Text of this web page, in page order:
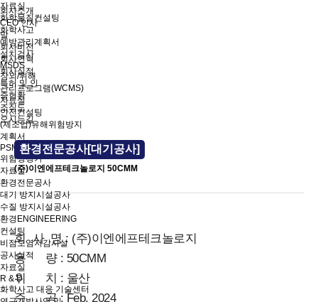
자료실
화학물질컨설팅
화학사고
예방관리계획서
설치검사
MSDS
장외/위해
관리프로그램(WCMS)
자료실
안전컨설팅
(제조업)유해위험방지
계획서
PSM/SMS
위험성평가
자료실
환경전문공사
대기 방지시설공사
수질 방지시설공사
환경ENGINEERING
컨설팅
비점오염저감시설
공사실적
자료실
R & D
화학사고 대응 기술센터
회사소개
CEO 인사
말
회사비전
회사연혁
회사실적
특허 및 인
증현황
조직도
오시는길
환경전문공사[대기공사]
(주)이엔에프테크놀로지 50CMM
회 사 명 : (주)이엔에프테크놀로지
용 량 : 50CMM
위 치 : 울산
준 공 : Feb. 2024